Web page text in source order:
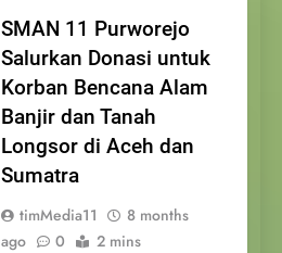
SMAN 11 Purworejo
Salurkan Donasi untuk
Korban Bencana Alam
Banjir dan Tanah
Longsor di Aceh dan
Sumatra
timMedia11
8 months
ago
0 2 mins